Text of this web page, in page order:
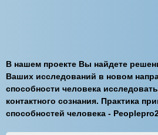
В нашем проекте Вы найдете
Ваших исследований в новом
способности человека
контактного сознания. Практика
способностей человека -